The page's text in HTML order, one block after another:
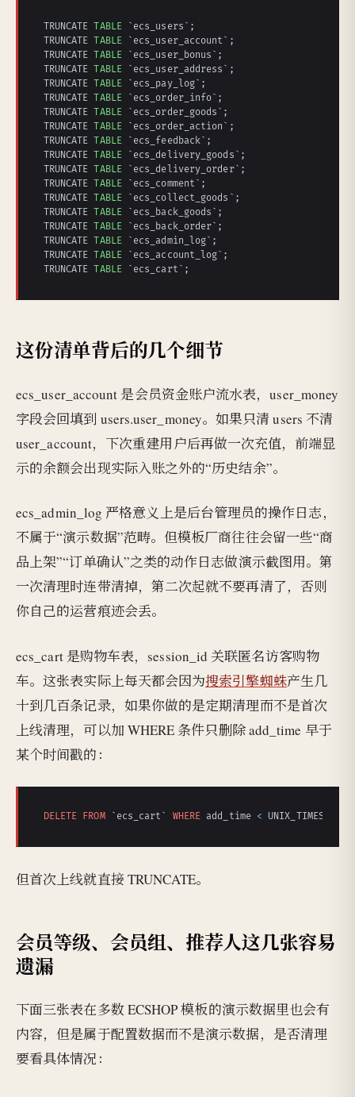
TRUNCATE TABLE `ecs_users`;
TRUNCATE TABLE `ecs_user_account`;
TRUNCATE TABLE `ecs_user_bonus`;
TRUNCATE TABLE `ecs_user_address`;
TRUNCATE TABLE `ecs_pay_log`;
TRUNCATE TABLE `ecs_order_info`;
TRUNCATE TABLE `ecs_order_goods`;
TRUNCATE TABLE `ecs_order_action`;
TRUNCATE TABLE `ecs_feedback`;
TRUNCATE TABLE `ecs_delivery_goods`;
TRUNCATE TABLE `ecs_delivery_order`;
TRUNCATE TABLE `ecs_comment`;
TRUNCATE TABLE `ecs_collect_goods`;
TRUNCATE TABLE `ecs_back_goods`;
TRUNCATE TABLE `ecs_back_order`;
TRUNCATE TABLE `ecs_admin_log`;
TRUNCATE TABLE `ecs_account_log`;
TRUNCATE TABLE `ecs_cart`;
这份清单背后的几个细节
ecs_user_account 是会员资金账户流水表，user_money
字段会回填到 users.user_money。如果只清 users 不清
user_account，下次重建用户后再做一次充值，前端显
示的余额会出现实际入账之外的“历史结余”。
ecs_admin_log 严格意义上是后台管理员的操作日志，
不属于“演示数据”范畴。但模板厂商往往会留一些“商
品上架”“订单确认”之类的动作日志做演示截图用。第
一次清理时连带清掉，第二次起就不要再清了，否则
你自己的运营痕迹会丢。
ecs_cart 是购物车表，session_id 关联匿名访客购物
车。这张表实际上每天都会因为搜索引擎蜘蛛产生几
十到几百条记录，如果你做的是定期清理而不是首次
上线清理，可以加 WHERE 条件只删除 add_time 早于
某个时间戳的：
DELETE FROM `ecs_cart` WHERE add_time <
但首次上线就直接 TRUNCATE。
会员等级、会员组、推荐人这几张容易
遗漏
下面三张表在多数 ECSHOP 模板的演示数据里也会有
内容，但是属于配置数据而不是演示数据，是否清理
要看具体情况：